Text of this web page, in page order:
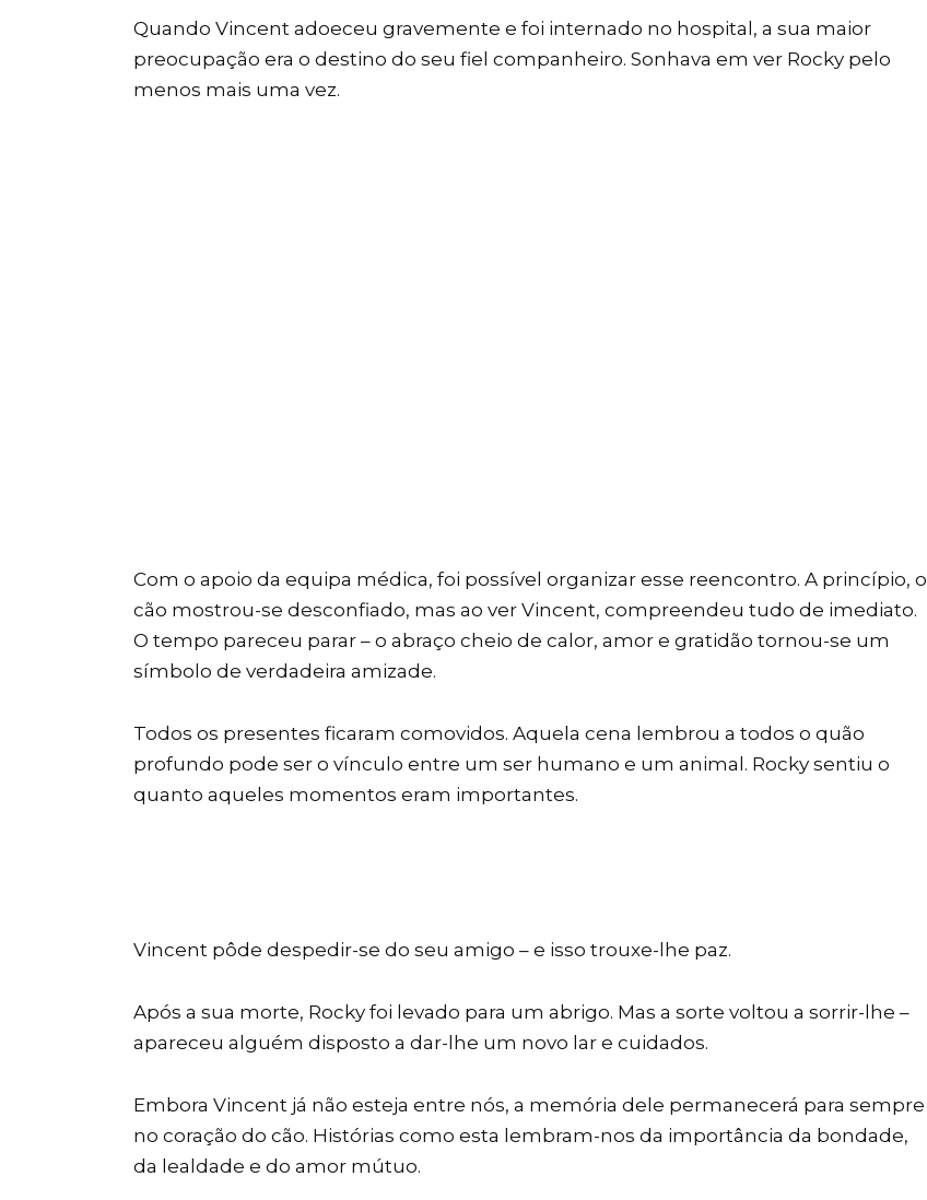
Quando Vincent adoeceu gravemente e foi internado no hospital, a sua maior
preocupação era o destino do seu fiel companheiro. Sonhava em ver Rocky pelo
menos mais uma vez.
Com o apoio da equipa médica, foi possível organizar esse reencontro. A princípio, o
cão mostrou-se desconfiado, mas ao ver Vincent, compreendeu tudo de imediato.
O tempo pareceu parar – o abraço cheio de calor, amor e gratidão tornou-se um
símbolo de verdadeira amizade.
Todos os presentes ficaram comovidos. Aquela cena lembrou a todos o quão
profundo pode ser o vínculo entre um ser humano e um animal. Rocky sentiu o
quanto aqueles momentos eram importantes.
Vincent pôde despedir-se do seu amigo – e isso trouxe-lhe paz.
Após a sua morte, Rocky foi levado para um abrigo. Mas a sorte voltou a sorrir-lhe –
apareceu alguém disposto a dar-lhe um novo lar e cuidados.
Embora Vincent já não esteja entre nós, a memória dele permanecerá para sempre
no coração do cão. Histórias como esta lembram-nos da importância da bondade,
da lealdade e do amor mútuo.